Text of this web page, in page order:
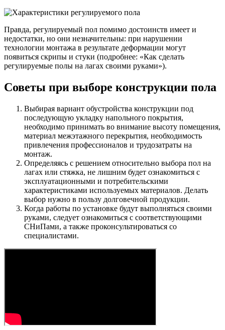
Правда, регулируемый пол помимо достоинств имеет и
недостатки, но они незначительны: при нарушении
технологии монтажа в результате деформации могут
появиться скрипы и стуки (подробнее: «Как сделать
регулируемые полы на лагах своими руками»).
Советы при выборе конструкции пола
Выбирая вариант обустройства конструкции под
последующую укладку напольного покрытия,
необходимо принимать во внимание высоту помещения,
материал межэтажного перекрытия, необходимость
привлечения профессионалов и трудозатраты на
монтаж.
Определяясь с решением относительно выбора пол на
лагах или стяжка, не лишним будет ознакомиться с
эксплуатационными и потребительскими
характеристиками используемых материалов. Делать
выбор нужно в пользу долговечной продукции.
Когда работы по установке будут выполняться своими
руками, следует ознакомиться с соответствующими
СНиПами, а также проконсультироваться со
специалистами.